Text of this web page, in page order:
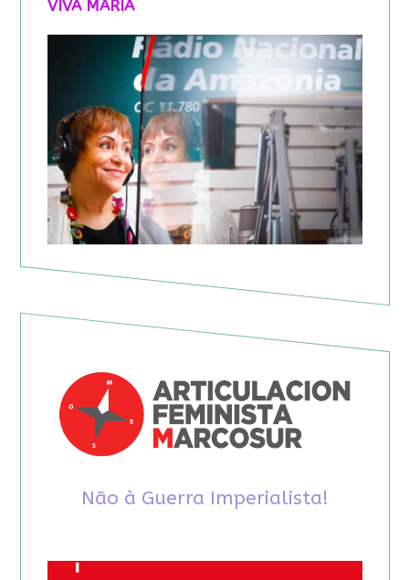
VIVA MARIA
Não à Guerra Imperialista!